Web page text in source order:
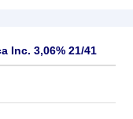
Inc. 3,06% 21/41